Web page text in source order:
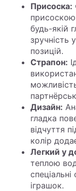
Присоска:
присоскою
будь-якій
зручність
позицій.
Страпон:
Дизайн:
гладка
відчуття
колір
Легкий у
теплою
іграшок.